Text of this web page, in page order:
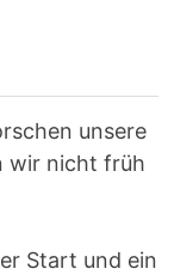
unsere
wir nicht früh
Start und ein